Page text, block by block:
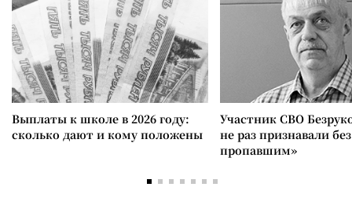
Выплаты к школе в 2026 году:
сколько дают и кому положены
Участник СВО
не раз признавали
пропавшим»